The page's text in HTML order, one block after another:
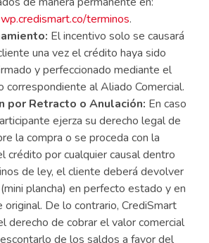
terminos.
El incentivo solo se causará
una vez el crédito haya sido
y perfeccionado mediante el
correspondiente al Aliado Comercial.
por Retracto o Anulación: En caso
ejerza su derecho legal de
la compra o se proceda con la
crédito por cualquier causal dentro
de ley, el cliente deberá devolver
plancha) en perfecto estado y en
original. De lo contrario, CrediSmart
derecho de cobrar el valor comercial
de los saldos a favor del